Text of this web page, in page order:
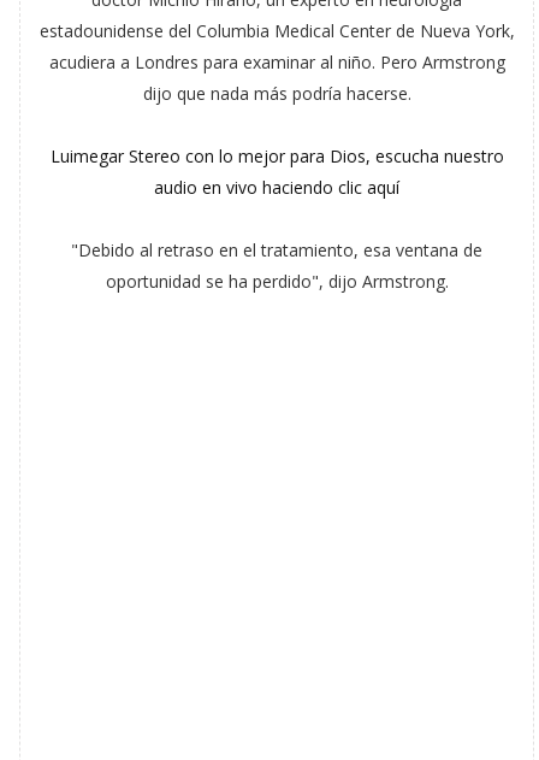
estadounidense del Columbia Medical Center de Nueva York,
acudiera a Londres para examinar al niño. Pero Armstrong
dijo que nada más podría hacerse.
Luimegar Stereo con lo mejor para Dios, escucha nuestro
audio en vivo haciendo clic aquí
"Debido al retraso en el tratamiento, esa ventana de
oportunidad se ha perdido", dijo Armstrong.